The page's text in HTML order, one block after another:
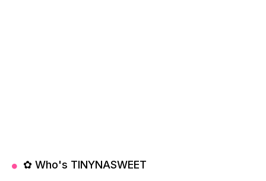
✿ Who's TINYNASWEET